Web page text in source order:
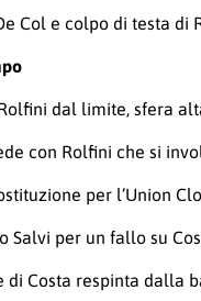
Col e colpo di testa
dal limite, sfera
con Rolfini che si
per l’Union
Salvi per un fallo su
di Costa respinta dalla